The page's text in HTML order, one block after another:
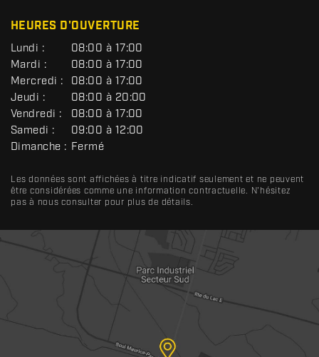
HEURES D'OUVERTURE
G
É
N
É
R
A
L
Lundi :
08:00 à 17:00
Mardi :
08:00 à 17:00
Mercredi :
08:00 à 17:00
Jeudi :
08:00 à 20:00
Vendredi :
08:00 à 17:00
Samedi :
09:00 à 12:00
Dimanche : Fermé
Les données sont affichées à titre indicatif seulement et ne peuvent
être considérées comme une information contractuelle. N'hésitez
pas à nous consulter pour plus de détails.